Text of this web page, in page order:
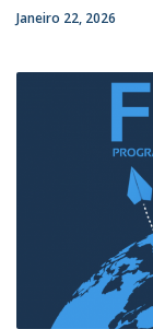
Janeiro 22, 2026